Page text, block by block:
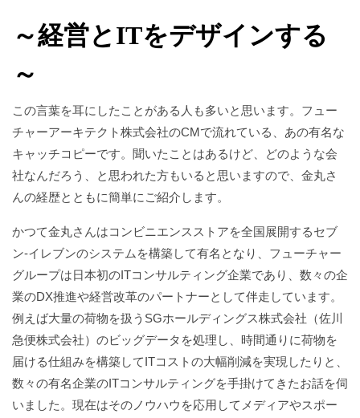
～経営とITをデザインする
～
この言葉を耳にしたことがある人も多いと思います。フュー
チャーアーキテクト株式会社のCMで流れている、あの有名な
キャッチコピーです。聞いたことはあるけど、どのような会
社なんだろう、と思われた方もいると思いますので、金丸さ
んの経歴とともに簡単にご紹介します。
かつて金丸さんはコンビニエンスストアを全国展開するセブ
ン-イレブンのシステムを構築して有名となり、フューチャー
グループは日本初のITコンサルティング企業であり、数々の企
業のDX推進や経営改革のパートナーとして伴走しています。
例えば大量の荷物を扱うSGホールディングス株式会社（佐川
急便株式会社）のビッグデータを処理し、時間通りに荷物を
届ける仕組みを構築してITコストの大幅削減を実現したりと、
数々の有名企業のITコンサルティングを手掛けてきたお話を伺
いました。現在はそのノウハウを応用してメディアやスポー